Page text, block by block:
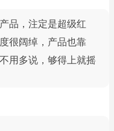
品，注定是超级红
很阔绰，产品也靠
用多说，够得上就摇